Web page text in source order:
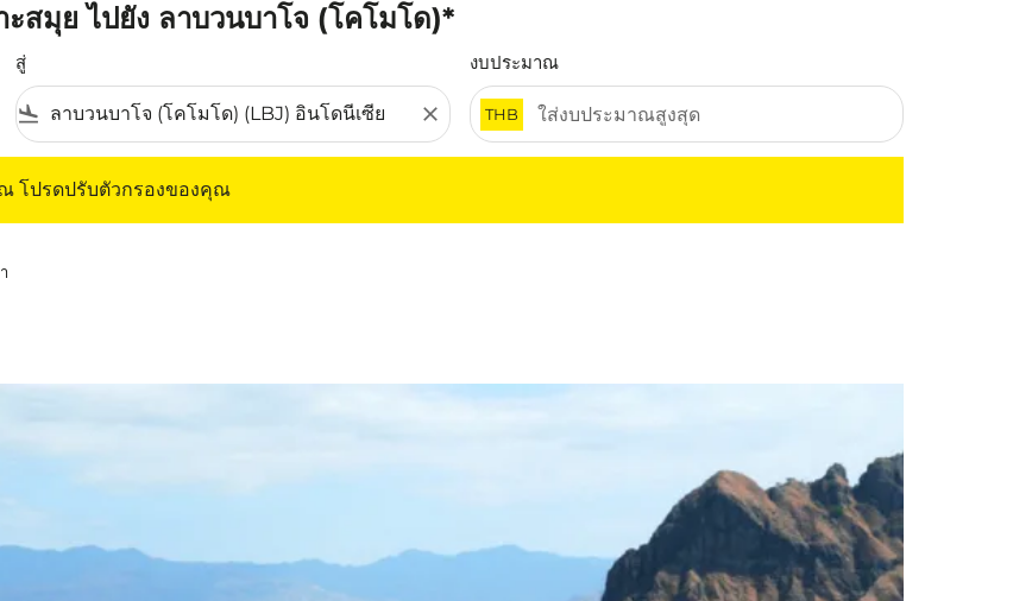
ะสมุย ไปยัง ลาบวนบาโจ (โคโมโด)*
สู่
flight_land close
งบประมาณ
THB
โปรดปรับตัวกรองของคุณ